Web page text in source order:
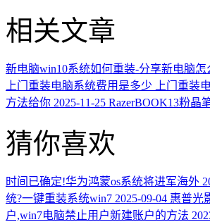
相关文章
新电脑win10系统如何重装-分享新电脑怎
上门重装电脑系统费用是多少 上门重装
方法给你 2025-11-25 RazerBOOK13粉晶
猜你喜欢
时间已确定!华为鸿蒙os系统将进军海外
统?一键重装系统win7 2025-09-04 惠普光
户,win7电脑禁止用户新建账户的方法